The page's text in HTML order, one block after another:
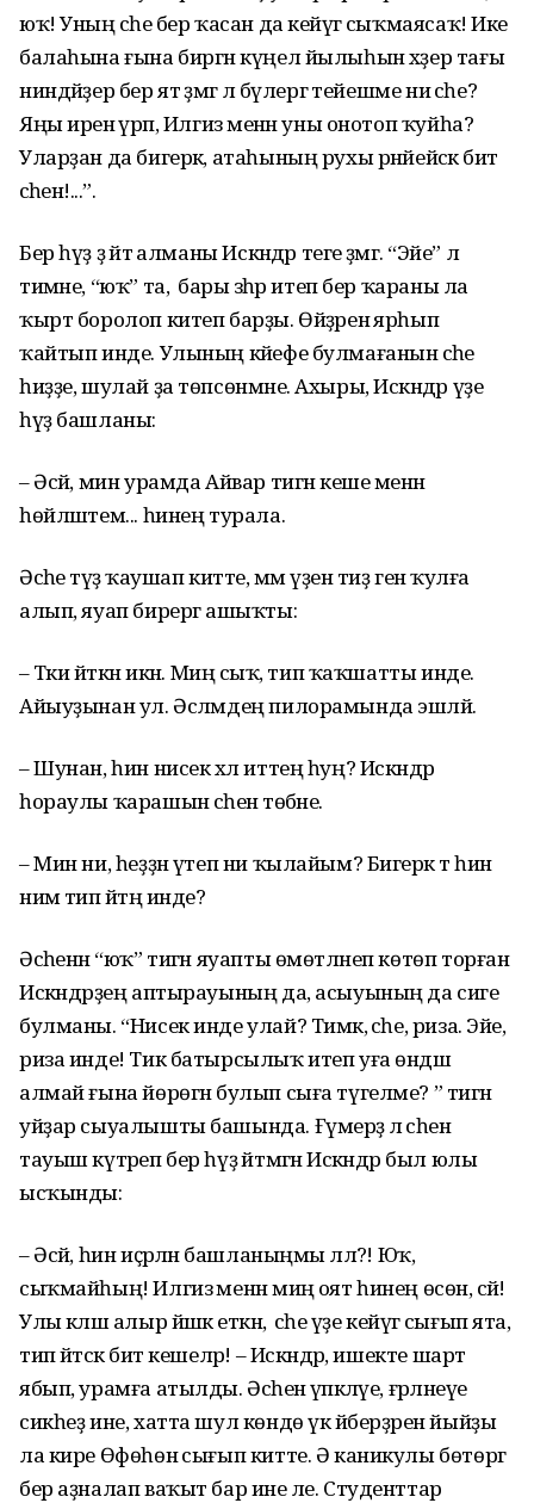
юҡ! Уның әсәһе бер ҡасан да кейәүгә сыҡмаясаҡ! Ике
балаһына ғына биргән күңел йылыһын хәҙер тағы
ниндәйҙер бер ят әҙәмгә лә бүлергә тейешме ни әсәһе?
Яңы иренә әүрәп, Илгизә менән уны онотоп ҡуйһа?
Уларҙан да бигерәк, атаһының рухы рәнйейәсәк бит
әсәһенә!...”.
Бер һүҙ ҙә әйтә алманы Искәндәр теге әҙәмгә. “Эйе” лә
тимәне, “юҡ” та, ә бары зәһәр итеп бер ҡараны ла
ҡырт боролоп китеп барҙы. Өйҙәренә ярһып
ҡайтып инде. Улының кәйефе булмағанын әсәһе
һиҙҙе, шулай ҙа төпсөнмәне. Ахыры, Искәндәр үҙе
һүҙ башланы:
– Әсәй, мин урамда Айвар тигән кеше менән
һөйләштем... һинең турала.
Әсәһе тәүҙә ҡаушап китте, әммә үҙен тиҙ генә ҡулға
алып, яуап бирергә ашыҡты:
– Тәки әйткән икән. Миңә сыҡ, тип ҡаҡшатты инде.
Айыуҙынан ул. Әсләмдең пилорамында эшләй.
– Шунан, һин нисек хәл иттең һуң? Искәндәр
һораулы ҡарашын әсәһенә төбәне.
– Мин ни, һеҙҙән үтеп ни ҡылайым? Бигерәк тә һин
нимә тип әйтәң инде?
Әсәһенән “юҡ” тигән яуапты өмөтләнеп көтөп торған
Искәндәрҙең аптырауының да, асыуының да сиге
булманы. “Нисек инде улай? Тимәк, әсәһе, риза. Эйе,
риза инде! Тик батырсылыҡ итеп уға өндәшә
алмай ғына йөрөгән булып сыға түгелме? ” тигән
уйҙар сыуалышты башында. Ғүмерҙә лә әсәһенә
тауыш күтәреп бер һүҙ әйтмәгән Искәндәр был юлы
ысҡынды:
– Әсәй, һин иҫәрләнә башланыңмы әллә?! Юҡ,
сыҡмайһың! Илгизә менән миңә оят һинең өсөн, әсәй!
Улы кәләш алыр йәшкә еткән, ә әсәһе үҙе кейәүгә сығып ята,
тип әйтәсәк бит кешеләр! – Искәндәр, ишекте шарт
ябып, урамға атылды. Әсәһенә үпкәләүе, ғәрләнеүе
сикһеҙ ине, хатта шул көндө үк әйберҙәрен йыйҙы
ла кире Өфөһөнә сығып китте. Ә каникулы бөтөргә
бер аҙналап ваҡыт бар ине әле. Студенттар